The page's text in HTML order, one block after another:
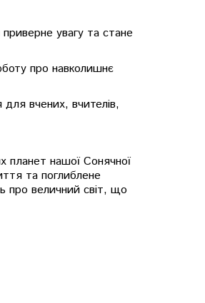
увагу та стане
про навколишнє
вчених, вчителів,
планет нашої Сонячної
та поглиблене
про величний світ, що